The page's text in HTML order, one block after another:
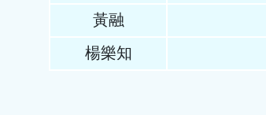
黃融
楊樂知